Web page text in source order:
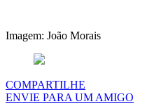
Imagem: João Morais
COMPARTILHE
ENVIE PARA UM AMIGO